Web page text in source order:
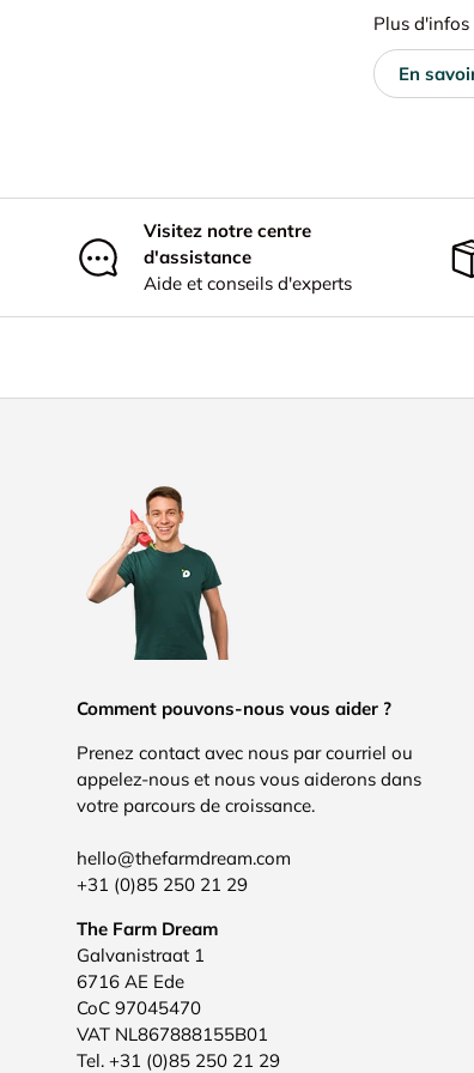
Plus d'infos
En
Visitez notre centre
d'assistance
Aide et conseils d'experts
Comment pouvons-nous vous aider ?
Prenez contact avec nous par courriel ou
appelez-nous et nous vous aiderons dans
votre parcours de croissance.
hello@thefarmdream.com
+31 (0)85 250 21 29
The Farm Dream
Galvanistraat 1
6716 AE Ede
CoC 97045470
VAT NL867888155B01
Tel. +31 (0)85 250 21 29